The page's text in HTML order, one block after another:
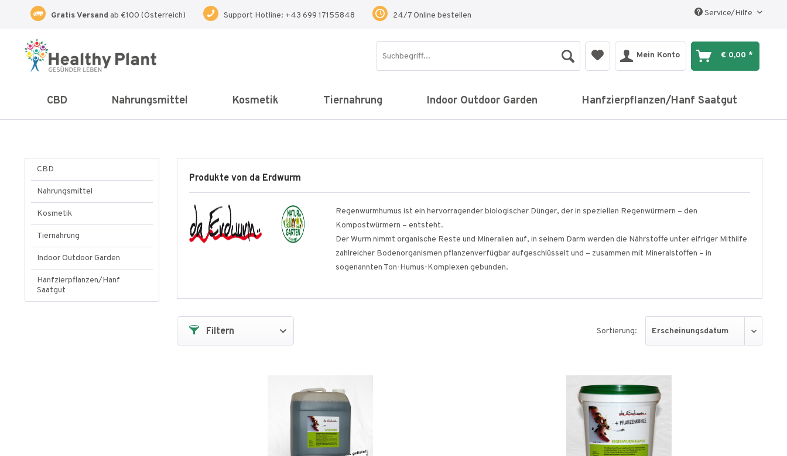
Gratis Versand ab €100 (Österreich) Support Hotline: +43 699 17155848 24/7 Online bestellen Service/Hilfe
Mein Konto € 0,00 *
CBD Nahrungsmittel Kosmetik Tiernahrung Indoor Outdoor Garden Hanfzierpflanzen/Hanf Saatgut
CBD
Nahrungsmittel
Kosmetik
Tiernahrung
Indoor Outdoor Garden
Hanfzierpflanzen/Hanf
Saatgut
Produkte von da Erdwurm
Regenwurmhumus ist ein hervorragender biologischer Dünger, der in speziellen Regenwürmern – den
Kompostwürmern – entsteht.
Der Wurm nimmt organische Reste und Mineralien auf, in seinem Darm werden die Nährstoffe unter eifriger Mithilfe
zahlreicher Bodenorganismen pflanzenverfügbar aufgeschlüsselt und – zusammen mit Mineralstoffen – in
sogenannten Ton-Humus-Komplexen gebunden.
Filtern Sortierung: